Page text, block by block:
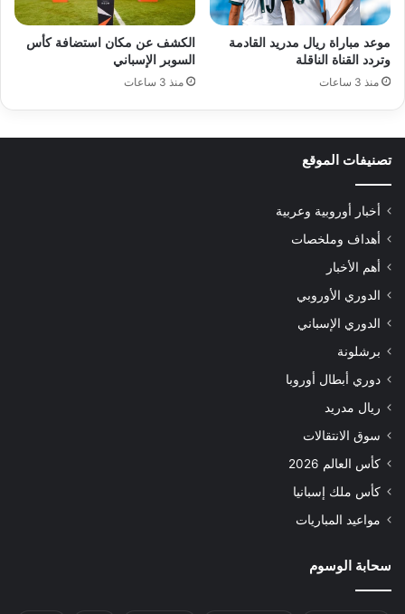
موعد مباراة ريال مدريد القادمة
وتردد القناة الناقلة
منذ 3 ساعات
الكشف عن مكان استضافة كأس
السوبر الإسباني
منذ 3 ساعات
تصنيفات الموقع
أخبار أوروبية وعربية
أهداف وملخصات
أهم الأخبار
الدوري الأوروبي
الدوري الإسباني
برشلونة
دوري أبطال أوروبا
ريال مدريد
سوق الانتقالات
كأس العالم 2026
كأس ملك إسبانيا
مواعيد المباريات
سحابة الوسوم